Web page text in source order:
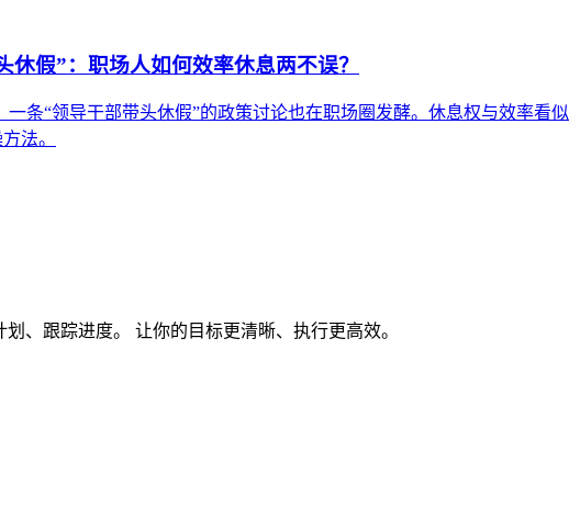
假”：职场人如何效率休息两不误？
一条“领导干部带头休假”的政策讨论也在职场圈发酵。休息权与效率
法。
、跟踪进度。 让你的目标更清晰、执行更高效。